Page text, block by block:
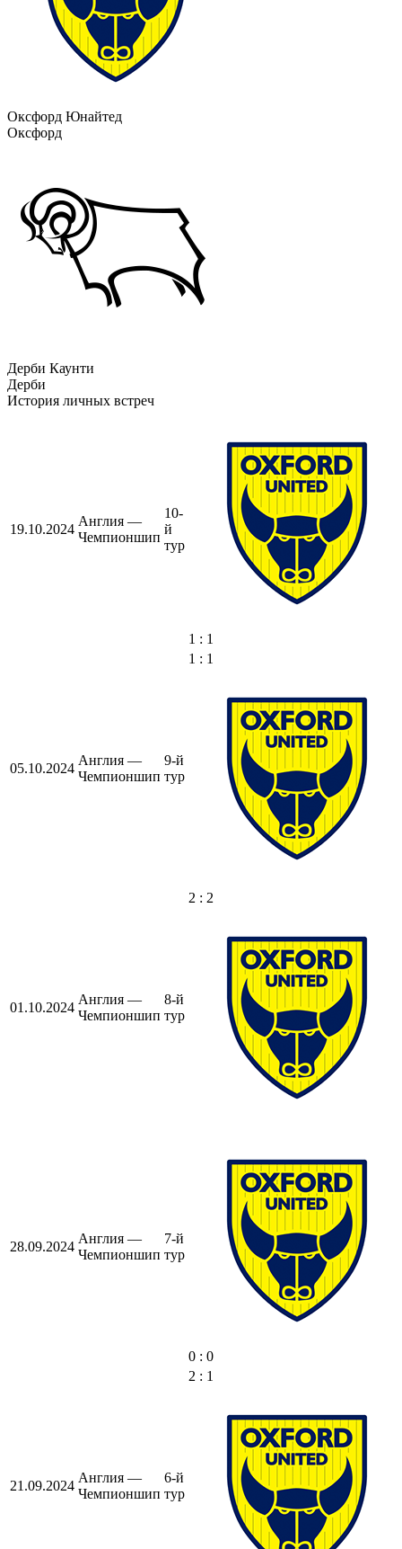
Оксфорд Юнайтед
Оксфорд
Дерби Каунти
Дерби
История личных встреч
19.10.2024
Англия —
Чемпионшип
10-
й
тур
1 : 1
05.10.2024
Англия —
Чемпионшип
9-й
тур
1 : 1
01.10.2024
Англия —
Чемпионшип
8-й
тур
2 : 2
28.09.2024
Англия —
Чемпионшип
7-й
тур
0 : 0
21.09.2024
Англия —
Чемпионшип
6-й
тур
2 : 1